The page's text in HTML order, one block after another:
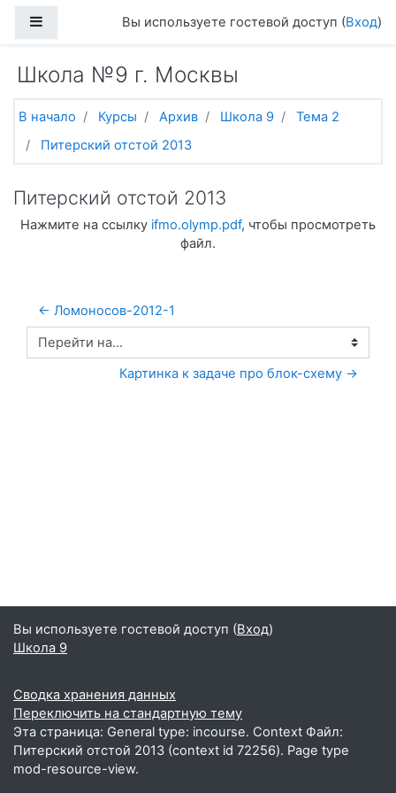
Боковая панельВы используете гостевой доступ (Вход)
Школа №9 г. Москвы
В начало Курсы Архив Школа 9
Тема 2
Питерский отстой 2013
Питерский отстой 2013
Нажмите на ссылку ifmo.olymp.pdf, чтобы просмотреть
файл.
← Ломоносов-2012-1
Перейти на...
Картинка к задаче про блок-схему →
Вы используете гостевой доступ (Вход)
Школа 9
Сводка хранения данных
Переключить на стандартную тему
Эта страница: General type: incourse. Context Файл:
Питерский отстой 2013 (context id 72256). Page type
mod-resource-view.